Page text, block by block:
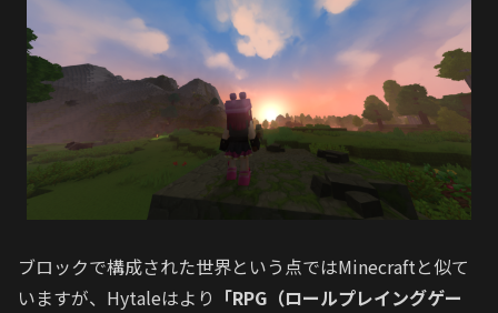
ブロックで構成された世界という点ではMinecraftと似て
いますが、Hytaleはより 「RPG（ロールプレイングゲー